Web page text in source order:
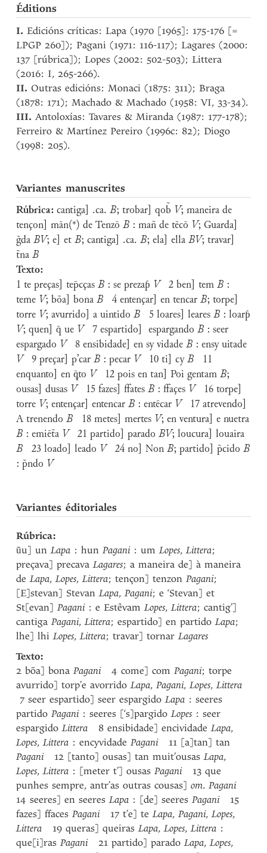
Éditions
I. Edicións críticas: Lapa (1970 [1965]: 175-176 [=
LPGP 260]); Pagani (1971: 116-117); Lagares (2000:
137 [rúbrica]); Lopes (2002: 502-503); Littera
(2016: I, 265-266).
II. Outras edicións: Monaci (1875: 311); Braga
(1878: 171); Machado & Machado (1958: VI, 33-34).
III. Antoloxías: Tavares & Miranda (1987: 177-178);
Ferreiro & Martínez Pereiro (1996c: 82); Diogo
(1998: 205).
Variantes manuscrites
Rúbrica: cantiga] .ca.B; trobar] qob̃ V; maneira de
tençon] mān(*) de TenzōB : mañ de tēcō V; Guarda]
g̃daBV; e] etB; cantiga] .ca.B; ela] ellaBV; travar]
t̃naB
Texto:
1 te preças] tep̄cçasB : se prezaƥ V 2 ben] temB :
teme V; bõa] bonaB 4 entençar] en tencarB; torpe]
torre V; avurrido] a uintidoB 5 loares] learesB : loarƥ
V; quen] q̄ ue V 7 espartido] espargandoB : seer
espargado V 8 ensibidade] en sy vidadeB : ensy uitade
V 9 preçar] p’carB : pecar V 10 ti] cyB 11
enquanto] en ꝙ̄to V 12 pois en tan] Poi gentamB;
ousas] dusas V 15 fazes] ffatesB : ffaçes V 16 torpe]
torre V; entençar] entencarB : entēcar V 17 atrevendo]
A trenendoB 18 metes] mertes V; en ventura] e nuetra
B : emiēt̃a V 21 partido] paradoBV; loucura] louaira
B 23 loado] leado V 24 no] NonB; partido] p̃cidoB
: p̃ndo V
Variantes éditoriales
Rúbrica:
ũu] unLapa : hunPagani: umLopes,Littera;
preçava] precavaLagares; a maneira de] à maneira
deLapa,Lopes,Littera; tençon] tenzonPagani;
[E]stevan] StevanLapa,Pagani; e ‘Stevan] et
St[evan]Pagani: e EstêvamLopes,Littera; cantig’]
cantigaPagani,Littera; espartido] en partidoLapa;
lhe] lhiLopes,Littera; travar] tornarLagares
Texto:
2 bõa] bonaPagani4 come] comPagani; torpe
avurrido] torp’e avorridoLapa,Pagani,Lopes, Littera
7 seer espartido] seer espargidoLapa : seeres
partidoPagani: seeres [‘s]pargidoLopes : seer
espargidoLittera 8 ensibidade] encividadeLapa,
Lopes,Littera : encyvidadePagani11 [a]tan] tan
Pagani12 [tanto] ousas] tan muit’ousasLapa,
Lopes,Littera : [meter t’] ousasPagani13 que
punhes sempre, antr’as outras cousas]om.Pagani
14 seeres] en seeresLapa : [de] seeresPagani15
fazes] ffacesPagani17 t’e] teLapa,Pagani,Lopes,
Littera 19 queras] queirasLapa,Lopes,Littera :
que[i]rasPagani21 partido] paradoLapa,Lopes,